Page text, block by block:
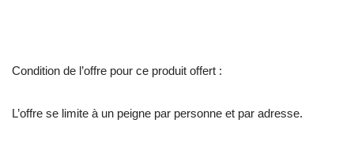
Condition de l’offre pour ce produit offert :
L’offre se limite à un peigne par personne et par adresse.